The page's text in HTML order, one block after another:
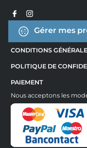
Gérer mes
CONDITIONS
POLITIQUE DE
PAIEMENT
Nous acceptons les